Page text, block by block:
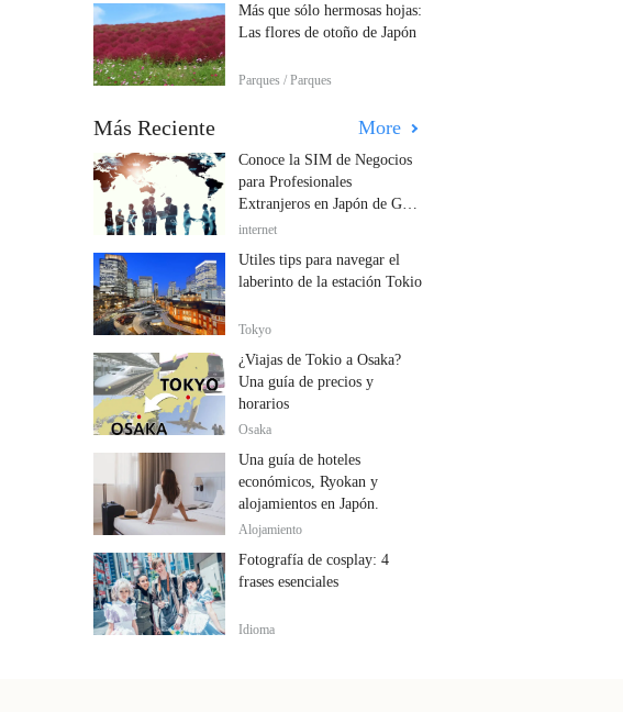
Más que sólo hermosas hojas:
Las flores de otoño de Japón
Parques / Parques
Más Reciente More
Conoce la SIM de Negocios
para Profesionales
Extranjeros en Japón de GTN
Mobile
internet
Útiles tips para navegar el
laberinto de la estación Tokio
Tokyo
¿Viajas de Tokio a Osaka?
Una guía de precios y
horarios
Osaka
Una guía de hoteles
económicos, Ryokan y
alojamientos en Japón.
Alojamiento
Fotografía de cosplay: 4
frases esenciales
Idioma